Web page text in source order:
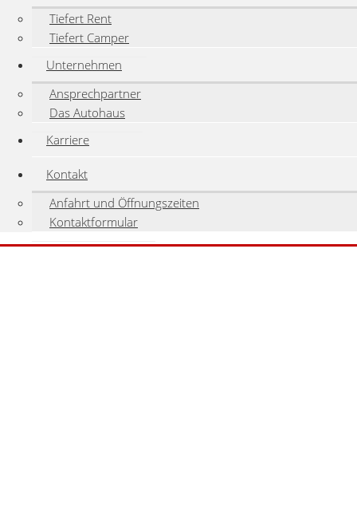
Tiefert Rent
Tiefert Camper
Unternehmen
Ansprechpartner
Das Autohaus
Karriere
Kontakt
Anfahrt und Öffnungszeiten
Kontaktformular